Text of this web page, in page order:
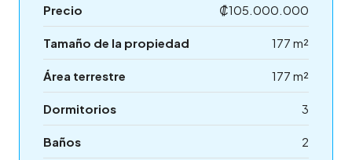
Precio ₡105.000.000
Tamaño de la propiedad 177 m²
Área terrestre 177 m²
Dormitorios 3
Baños 2